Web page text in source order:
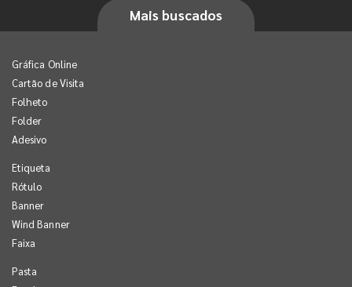
Mais buscados
Gráfica Online
Cartão de Visita
Folheto
Folder
Adesivo
Etiqueta
Rótulo
Banner
Wind Banner
Faixa
Pasta